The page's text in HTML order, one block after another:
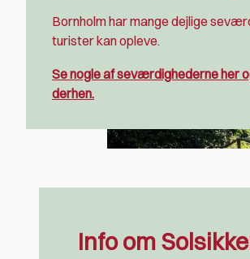
Bornholm har mange dejlige
turister kan opleve.
Se nogle af seværdighederne her
derhen.
Info om